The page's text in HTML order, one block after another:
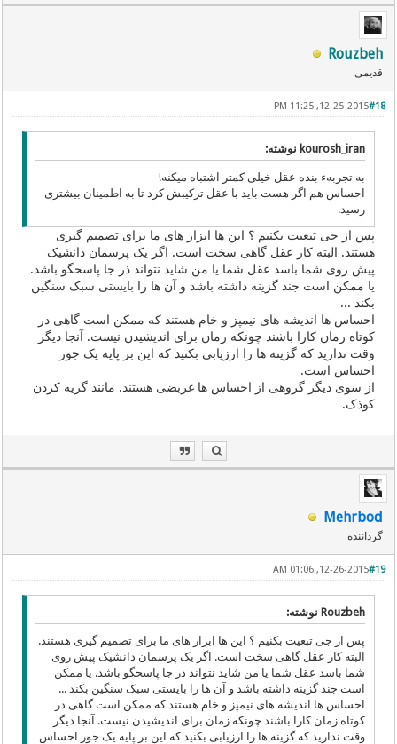
Rouzbeh
قدیمی
#18
12-25-2015, 11:25 PM
kourosh_iran نوشته:
به تجربهء بنده عقل خیلی کمتر اشتباه میکنه!
احساس هم اگر هست باید با عقل ترکیبش کرد تا به اطمینان بیشتری
رسید.
پس از جی تبعیت بکنیم ؟ این ها ابزار های ما برای تصمیم گیری
هستند. البته کار عقل گاهی سخت است. اگر یک پرسمان دانشیک
پیش روی شما باسد عقل شما یا من شاید نتواند ذر جا پاسحگو باشد.
یا ممکن است جند گزینه داشته باشد و آن ها را بایستی سبک سنگین
بکند ...
احساس ها اندیشه های نیمپز و خام هستند که ممکن است گاهی در
کوتاه زمان کارا باشند چونکه زمان برای اندیشیدن نیست. آنجا دیگر
وقت ندارید که گزینه ها را ارزیابی بکنید که این بر پایه یک جور
احساس است.
از سوی دیگر گروهی از احساس ها غربضی هستند. مانند گریه کردن
کوذک.
Mehrbod
گرداننده
#19
12-26-2015, 01:06 AM
Rouzbeh نوشته:
پس از جی تبعیت بکنیم ؟ این ها ابزار های ما برای تصمیم گیری هستند.
البته کار عقل گاهی سخت است. اگر یک پرسمان دانشیک پیش روی
شما باسد عقل شما یا من شاید نتواند ذر جا پاسحگو باشد. یا ممکن
است جند گزینه داشته باشد و آن ها را بایستی سبک سنگین بکند ...
احساس ها اندیشه های نیمپز و خام هستند که ممکن است گاهی در
کوتاه زمان کارا باشند چونکه زمان برای اندیشیدن نیست. آنجا دیگر
وقت ندارید که گزینه ها را ارزیابی بکنید که این بر پایه یک جور احساس